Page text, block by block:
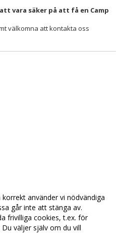
vara säker på att få en Camp
välkomna att kontakta oss
använder vi nödvändiga
går inte att stänga av.
frivilliga cookies, t.ex. för
väljer själv om du vill